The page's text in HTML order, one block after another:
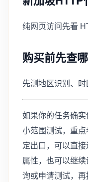
纯网页访问先看
购买前先查
先测地区识别、
如果你的任务确
小范围测试，重
定出口，可以直接
属性，也可以继
询或申请测试，